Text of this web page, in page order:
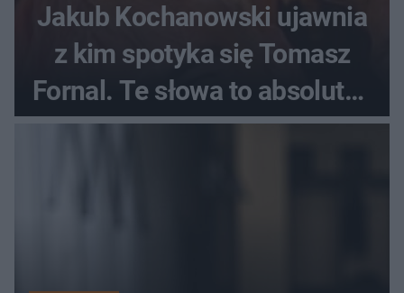
Jakub Kochanowski ujawnia
z kim spotyka się Tomasz
Fornal. Te słowa to absolutny
hit